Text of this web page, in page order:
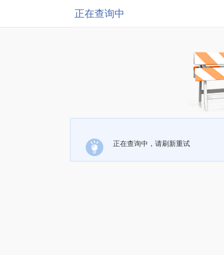
正在查询中
正在查询中，请刷新重试